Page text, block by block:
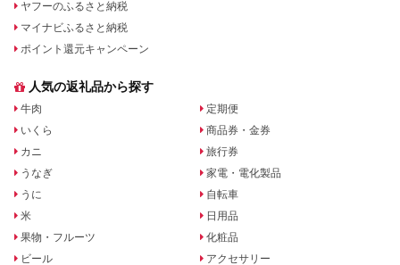
ヤフーのふるさと納税
マイナビふるさと納税
ポイント還元キャンペーン
人気の返礼品から探す
牛肉
いくら
カニ
うなぎ
うに
米
果物・フルーツ
ビール
定期便
商品券・金券
旅行券
家電・電化製品
自転車
日用品
化粧品
アクセサリー